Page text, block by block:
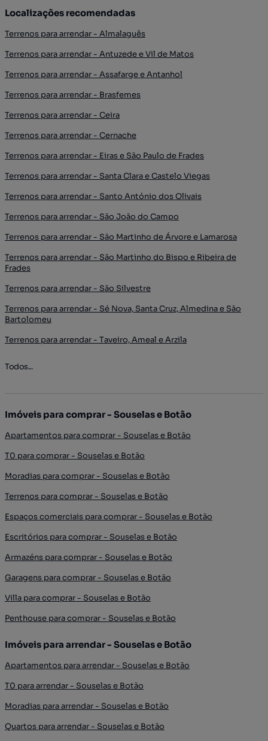
Localizações recomendadas
Terrenos para arrendar - Almalaguês
Terrenos para arrendar - Antuzede e Vil de Matos
Terrenos para arrendar - Assafarge e Antanhol
Terrenos para arrendar - Brasfemes
Terrenos para arrendar - Ceira
Terrenos para arrendar - Cernache
Terrenos para arrendar - Eiras e São Paulo de Frades
Terrenos para arrendar - Santa Clara e Castelo Viegas
Terrenos para arrendar - Santo António dos Olivais
Terrenos para arrendar - São João do Campo
Terrenos para arrendar - São Martinho de Árvore e Lamarosa
Terrenos para arrendar - São Martinho do Bispo e Ribeira de
Frades
Terrenos para arrendar - São Silvestre
Terrenos para arrendar - Sé Nova, Santa Cruz, Almedina e São
Bartolomeu
Terrenos para arrendar - Taveiro, Ameal e Arzila
Todos...
Imóveis para comprar - Souselas e Botão
Apartamentos para comprar - Souselas e Botão
T0 para comprar - Souselas e Botão
Moradias para comprar - Souselas e Botão
Terrenos para comprar - Souselas e Botão
Espaços comerciais para comprar - Souselas e Botão
Escritórios para comprar - Souselas e Botão
Armazéns para comprar - Souselas e Botão
Garagens para comprar - Souselas e Botão
Villa para comprar - Souselas e Botão
Penthouse para comprar - Souselas e Botão
Imóveis para arrendar - Souselas e Botão
Apartamentos para arrendar - Souselas e Botão
T0 para arrendar - Souselas e Botão
Moradias para arrendar - Souselas e Botão
Quartos para arrendar - Souselas e Botão